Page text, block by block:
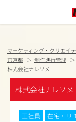
マーケティング・クリエイ
東京都
制作進行管理
株式会社ナレソメ
株式会社ナレソメ
正社員 在宅・リ